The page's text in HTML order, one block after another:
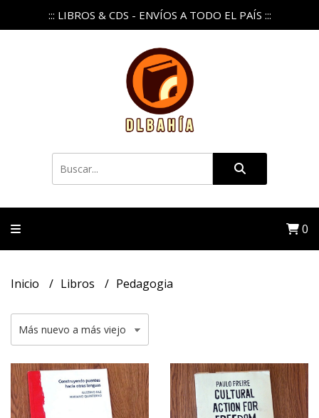
::: LIBROS & CDS - ENVÍOS A TODO EL PAÍS :::
0
Inicio Libros Pedagogia